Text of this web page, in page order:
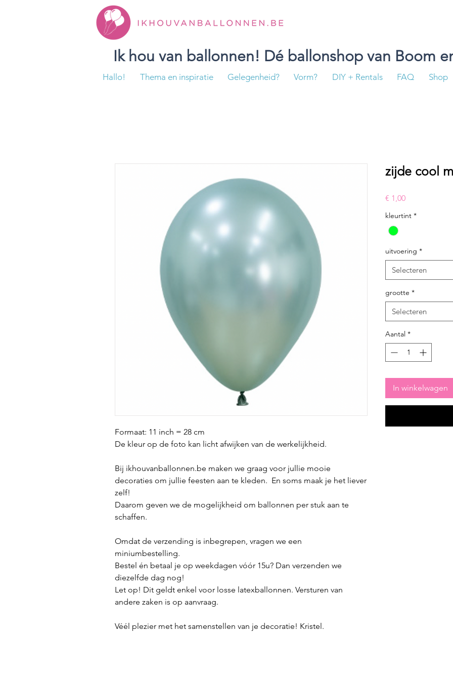
Ik hou van ballonnen! Dé ballonshop van Boom
Hallo! Thema en inspiratie Gelegenheid? Vorm? DIY + Rentals FAQ Shop
Formaat: 11 inch = 28 cm
De kleur op de foto kan licht afwijken van de werkelijkheid.
Bij ikhouvanballonnen.be maken we graag voor jullie mooie
decoraties om jullie feesten aan te kleden. En soms maak je het liever
zelf!
Daarom geven we de mogelijkheid om ballonnen per stuk aan te
schaffen.
Omdat de verzending is inbegrepen, vragen we een
miniumbestelling.
Bestel én betaal je op weekdagen vóór 15u? Dan verzenden we
diezelfde dag nog!
Let op! Dit geldt enkel voor losse latexballonnen. Versturen van
andere zaken is op aanvraag.
Véél plezier met het samenstellen van je decoratie! Kristel.
zijde cool
€ 1,00Prijs
kleurtint *
uitvoering *
Selecteren
grootte *
Selecteren
Aantal *
In winkelwagen